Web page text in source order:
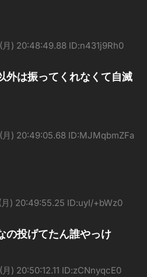
) 20:48:49.88 ID:n431j9Rh0
外は振ってくれなくて自滅
) 20:49:05.68 ID:MJMqbmZFa
) 20:49:55.25 ID:uyI/+bWz0
の投げてたん誰やっけ
) 20:50:12.11 ID:zCNnyqcE0